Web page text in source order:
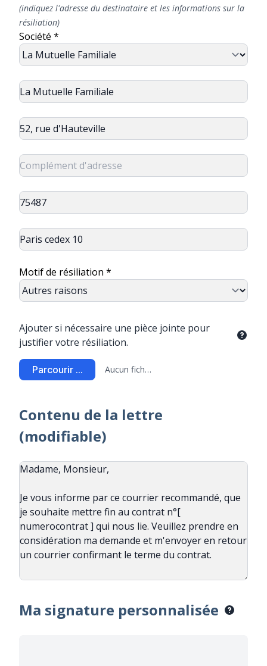
(indiquez l'adresse du destinataire et les informations sur la
résiliation)
Société *
Motif de résiliation *
Ajouter si nécessaire une pièce jointe pour
justifier votre résiliation.
Parcourir ... Aucun fichier sélectionné
Contenu de la lettre
(modifiable)
Ma signature personnalisée